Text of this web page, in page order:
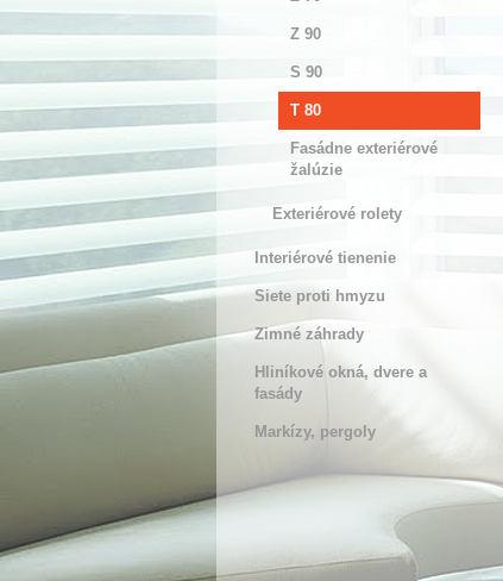
Z 90
S 90
T 80
Fasádne exteriérové
žalúzie
Exteriérové rolety
Interiérové tienenie
Siete proti hmyzu
Zimné záhrady
Hliníkové okná, dvere a
fasády
Markízy, pergoly